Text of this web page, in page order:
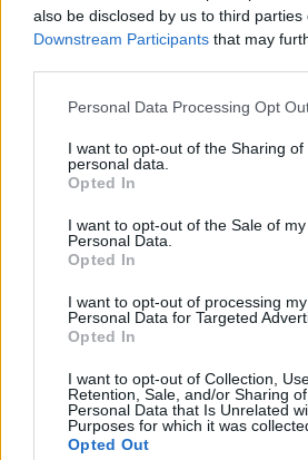
also be disclosed by us to third parties
Downstream Participants that may
Please note that this website/app uses
not limited to your visit or usage
grant or deny consent to Google and
use your data for below specified
consent section.
Personal Data Processing Opt
I want to opt-out of the Sharing of
personal data.
Opted In
I want to opt-out of the Sale of my
Personal Data.
Opted In
I want to opt-out of processing my
Personal Data for Targeted
Opted In
I want to opt-out of Collection,
Retention, Sale, and/or Sharing
Personal Data that Is Unrelated
Purposes for which it was
Opted Out
ΕΠΙΣΗΜΑΣΜΕΝΟ ΜΕ: MAD FORUM ,